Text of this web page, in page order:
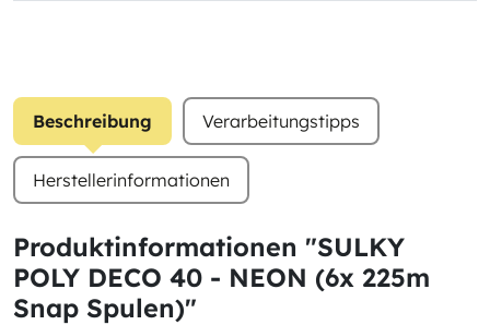
Beschreibung Verarbeitungstipps
Herstellerinformationen
Produktinformationen "SULKY
POLY DECO 40 - NEON (6x 225m
Snap Spulen)"